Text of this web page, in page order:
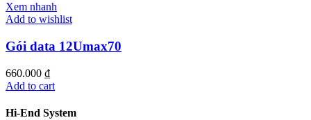
Xem nhanh
Add to wishlist
Gói data 12Umax70
660.000 ₫
Add to cart
Hi-End System